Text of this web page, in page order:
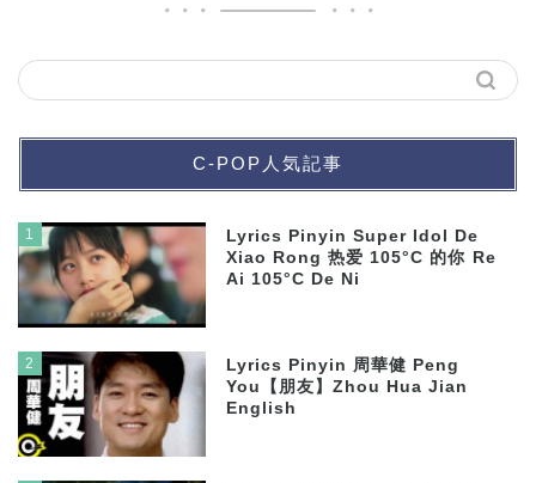
C-POP人気記事
1
Lyrics Pinyin Super Idol De
Xiao Rong 热爱 105°C 的你 Re
Ai 105°C De Ni
2
Lyrics Pinyin 周華健 Peng
You【朋友】Zhou Hua Jian
English